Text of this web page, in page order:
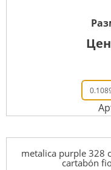
metalica purple 328
cartabón